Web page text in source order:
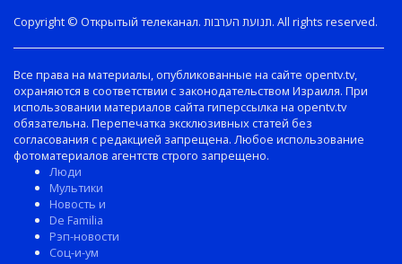
Copyright © Открытый телеканал. תנועת הערבות. All rights reserved.
Все права на материалы, опубликованные на сайте opentv.tv,
охраняются в соответствии с законодательством Израиля. При
использовании материалов сайта гиперссылка на opentv.tv
обязательна. Перепечатка эксклюзивных статей без
согласования с редакцией запрещена. Любое использование
фотоматериалов агентств строго запрещено.
Люди
Мультики
Новость и
De Familia
Рэп-новости
Соц-и-ум